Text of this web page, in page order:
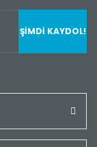
ŞİMDİ KAYDOL!